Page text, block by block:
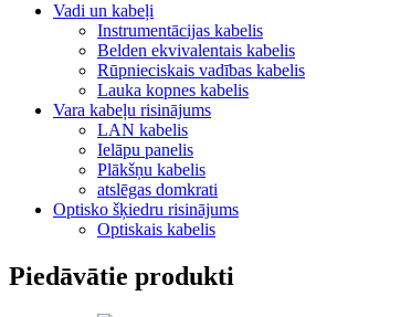
Vadi un kabeļi
Instrumentācijas kabelis
Belden ekvivalentais kabelis
Rūpnieciskais vadības kabelis
Lauka kopnes kabelis
Vara kabeļu risinājums
LAN kabelis
Ielāpu panelis
Plākšņu kabelis
atslēgas domkrati
Optisko šķiedru risinājums
Optiskais kabelis
Piedāvātie produkti